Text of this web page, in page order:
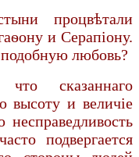
процвѣтали
и Серапіону.
любовь?
сказаннаго
высоту и величіе
подвергается